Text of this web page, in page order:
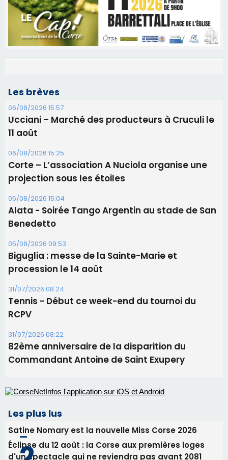
Les brèves
06/08/2026 15:57
Ucciani – Marché des producteurs à Cruculi le
11 août
06/08/2026 15:25
Corte – L’association A Nuciola organise une
projection sous les étoiles
06/08/2026 15:04
Alata - Soirée Tango Argentin au stade de San
Benedetto
05/08/2026 09:53
Biguglia : messe de la Sainte-Marie et
procession le 14 août
Tennis - Début ce week-end du tournoi du
RCPV
31/07/2026 08:22
82ème anniversaire de la disparition du
Commandant Antoine de Saint Exupery